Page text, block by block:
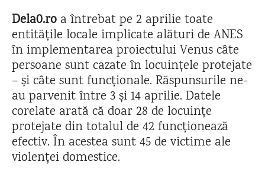
Dela0.ro a întrebat pe 2 aprilie toate
entitățile locale implicate alături de ANES
în implementarea proiectului Venus câte
persoane sunt cazate în locuințele protejate
– și câte sunt funcționale. Răspunsurile ne-
au parvenit între 3 și 14 aprilie. Datele
corelate arată că doar 28 de locuințe
protejate din totalul de 42 funcționează
efectiv. În acestea sunt 45 de victime ale
violenței domestice.